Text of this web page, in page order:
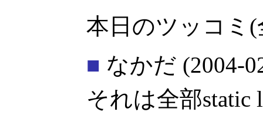
本日のツッコミ(
■ なかだ (2004-
それは全部static